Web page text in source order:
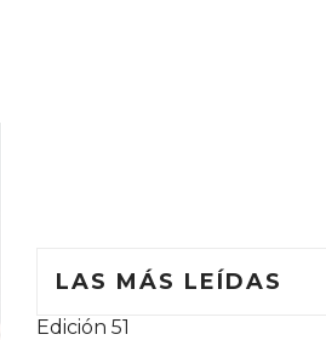
LAS MÁS LEÍDAS
Edición 51